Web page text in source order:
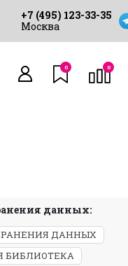
+7 (495) 123-33-35
Москва
0 0
данных:
ДАННЫХ
БИБЛИОТЕКА